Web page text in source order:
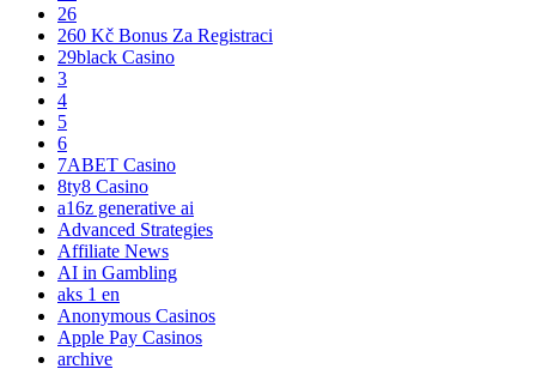
26
260 Kč Bonus Za Registraci
29black Casino
3
4
5
6
7ABET Casino
8ty8 Casino
a16z generative ai
Advanced Strategies
Affiliate News
AI in Gambling
aks 1 en
Anonymous Casinos
Apple Pay Casinos
archive